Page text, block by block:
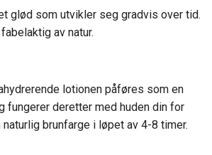
glød som utvikler seg gradvis over tid.
av natur.
lotionen påføres som en
fungerer deretter med huden din for
brunfarge i løpet av 4-8 timer.